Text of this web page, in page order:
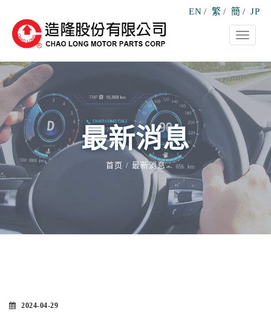
EN / 繁 / 簡 / JP
Toggle
最新消息
首页 最新消息
2024-04-29